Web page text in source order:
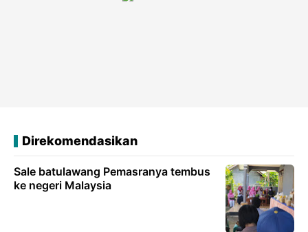
Direkomendasikan
Sale batulawang Pemasranya tembus
ke negeri Malaysia